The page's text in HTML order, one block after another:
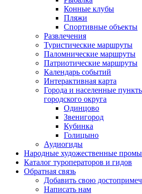
Конные клубы
Пляжи
Спортивные объекты
Развлечения
Туристические маршруты
Паломнические маршруты
Патриотические маршруты
Календарь событий
Интерактивная карта
Города и населенные
городского округа
Одинцово
Звенигород
Кубинка
Голицыно
Аудиогиды
Народные художественные
Каталог туроператоров и гидов
Обратная связь
Добавить свою
Написать нам